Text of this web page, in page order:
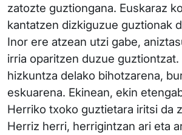
zatozte guztiongana. Euskaraz
kantatzen dizkiguzue guztionak
Inor ere atzean utzi gabe,
irria oparitzen duzue guztiontzat.
hizkuntza delako bihotzarena,
eskuarena. Ekinean, ekin
Herriko txoko guztietara iritsi da
Herriz herri, herrigintzan ari eta